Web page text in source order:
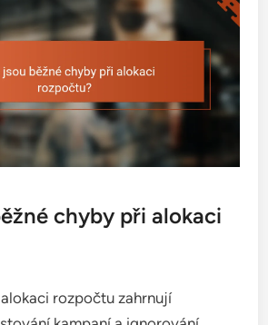
chyby při alokaci
rozpočtu zahrnují